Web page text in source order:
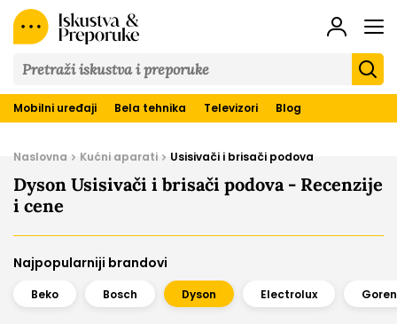
&
Preporuke
Mobilni uređaji Bela tehnika Televizori Blog
Naslovna Kućni aparati Usisivači i brisači podova
Dyson Usisivači i brisači podova - Recenzije
i cene
Najpopularniji brandovi
Beko Bosch Dyson Electrolux